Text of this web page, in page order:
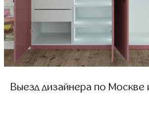
Выезд дизайнера по Москве